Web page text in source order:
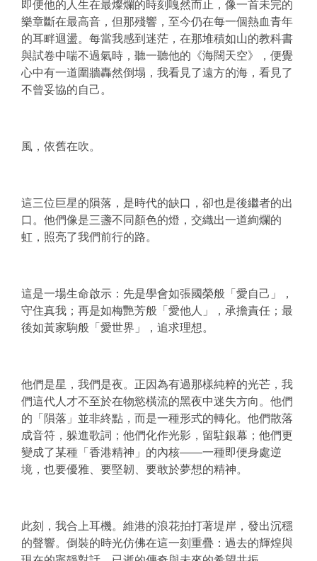
即便他的人生在最燦爛的時刻嘎然而止，像一首未完的
樂章斷在最高音，但那殘響，至今仍在每一個熱血青年
的耳畔迴盪。每當我感到迷茫，在那堆積如山的教科書
與試卷中喘不過氣時，聽一聽他的《海闊天空》，便覺
心中有一道圍牆轟然倒塌，我看見了遠方的海，看見了
不曾妥協的自己。
風，依舊在吹。
這三位巨星的隕落，是時代的缺口，卻也是後繼者的出
口。他們像是三盞不同顏色的燈，交織出一道絢爛的
虹，照亮了我們前行的路。
這是一場生命啟示：先是學會如張國榮般「愛自己」，
守住真我；再是如梅艷芳般「愛他人」，承擔責任；最
後如黃家駒般「愛世界」，追求理想。
他們是星，我們是夜。正因為有過那樣純粹的光芒，我
們這代人才不至於在物慾橫流的黑夜中迷失方向。他們
的「隕落」並非終點，而是一種形式的轉化。他們散落
成音符，躲進歌詞；他們化作光影，留駐銀幕；他們更
變成了某種「香港精神」的內核——一種即便身處逆
境，也要優雅、要堅韌、要敢於夢想的精神。
此刻，我合上耳機。維港的浪花拍打著堤岸，發出沉穩
的聲響。倒裝的時光仿佛在這一刻重疊：過去的輝煌與